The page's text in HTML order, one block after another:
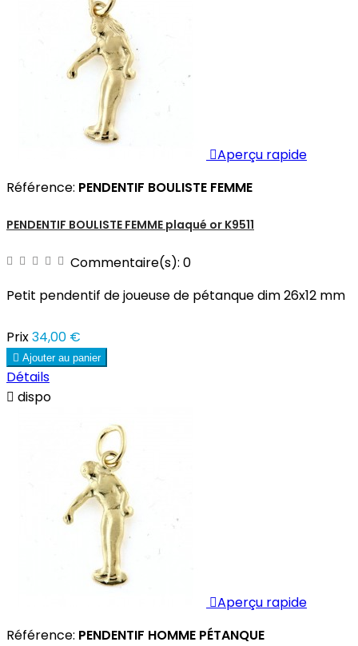
Aperçu rapide
Référence: PENDENTIF BOULISTE FEMME
PENDENTIF BOULISTE FEMME plaqué or K9511
Commentaire(s): 0
Petit pendentif de joueuse de pétanque dim 26x12 mm
Prix34,00 €
 Ajouter au panier
Détails
 dispo
Aperçu rapide
Référence: PENDENTIF HOMME PÉTANQUE